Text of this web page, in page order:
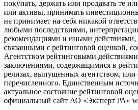
покупать, держать или продавать те
или активы, принимать
не принимает на себя никакой
любыми последствиями,
рекомендациями и иными действиями,
связанными с рейтинговой оценкой,
Агентством рейтинговыми
заключениями, содержащимися в
релизах, выпущенных агентством, или
перечисленного. Единственным
актуальное состояние рейтинговой
официальный сайт АО «Эксперт РА»